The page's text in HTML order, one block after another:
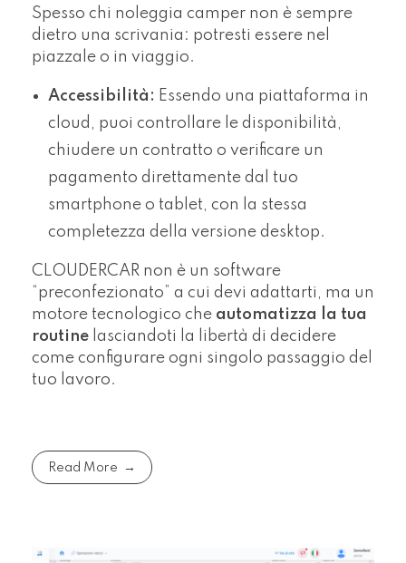
Spesso chi noleggia camper non è sempre
dietro una scrivania: potresti essere nel
piazzale o in viaggio.
Accessibilità: Essendo una piattaforma in
cloud, puoi controllare le disponibilità,
chiudere un contratto o verificare un
pagamento direttamente dal tuo
smartphone o tablet, con la stessa
completezza della versione desktop.
CLOUDERCAR non è un software
“preconfezionato” a cui devi adattarti, ma un
motore tecnologico che automatizza la tua
routine lasciandoti la libertà di decidere
come configurare ogni singolo passaggio del
tuo lavoro.
Read More